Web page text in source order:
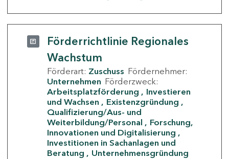
Förderrichtlinie Regionales
Wachstum
Förderart: Zuschuss Fördernehmer:
Unternehmen Förderzweck:
Arbeitsplatzförderung
Investieren
und Wachsen
Existenzgründung
Qualifizierung/Aus- und
Weiterbildung/Personal
Forschung,
Innovationen und Digitalisierung
Investitionen in Sachanlagen und
Beratung
Unternehmensgründung